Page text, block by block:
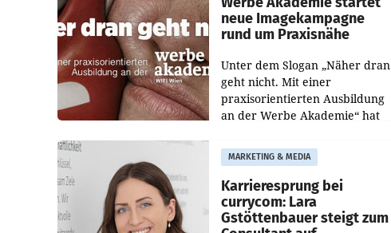
neue Imagekampagne
rund um Praxisnähe
Unter dem Slogan „Näher dran
geht nicht. Mit einer
praxisorientierten Ausbildung
an der Werbe Akademie“ hat
WIFI Wien eine neue
Imagekampagne gestartet.
MARKETING & MEDIA
Karrieresprung bei
currycom: Lara
Gstöttenbauer steigt zum